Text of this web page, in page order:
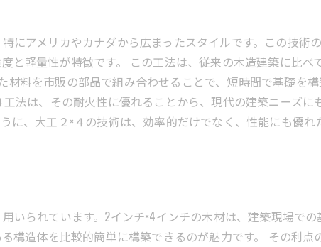
にアメリカやカナダから広まったスタイルです。この技術
と軽量性が特徴です。 この工法は、従来の木造建築に比
材料を市販の部品で組み合わせることで、短時間で基礎を
法は、その耐火性に優れることから、現代の建築ニーズ
に、大工２×４の技術は、効率的だけでなく、性能にも優れ
いられています。2インチ×4インチの木材は、建築現場で
構造体を比較的簡単に構築できるのが魅力です。 その利